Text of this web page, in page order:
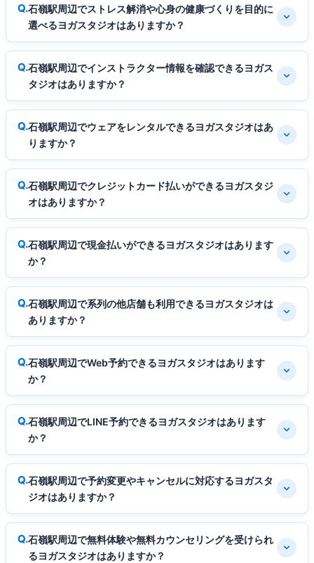
石嶺駅周辺でストレス解消や心身の健康づくりを目的に
選べるヨガスタジオはありますか？
石嶺駅周辺でインストラクター情報を確認できるヨガス
タジオはありますか？
石嶺駅周辺でウェアをレンタルできるヨガスタジオはあ
りますか？
石嶺駅周辺でクレジットカード払いができるヨガスタジ
オはありますか？
石嶺駅周辺で現金払いができるヨガスタジオはあります
か？
石嶺駅周辺で系列の他店舗も利用できるヨガスタジオは
ありますか？
石嶺駅周辺でWeb予約できるヨガスタジオはあります
か？
石嶺駅周辺でLINE予約できるヨガスタジオはあります
か？
石嶺駅周辺で予約変更やキャンセルに対応するヨガスタ
ジオはありますか？
石嶺駅周辺で無料体験や無料カウンセリングを受けられ
るヨガスタジオはありますか？